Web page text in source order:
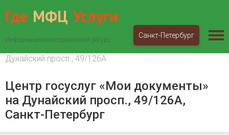
Где МФЦ Услуги
Информационно-справочный ресурс
Санкт-Петербург
Санкт-Петербург
Дунайский просп., 49/126А
Центр госуслуг «Мои документы»
на Дунайский просп., 49/126А,
Санкт-Петербург